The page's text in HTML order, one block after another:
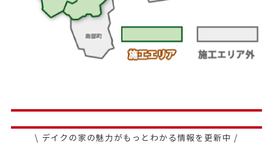
\ デイクの家の魅力がもっとわかる情報を更新中 /